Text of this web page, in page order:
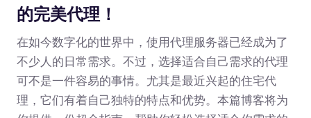
的完美代理！
在如今数字化的世界中，使用代理服务器已经成为了
不少人的日常需求。不过，选择适合自己需求的代理
可不是一件容易的事情。尤其是最近兴起的住宅代
理，它们有着自己独特的特点和优势。本篇博客将为